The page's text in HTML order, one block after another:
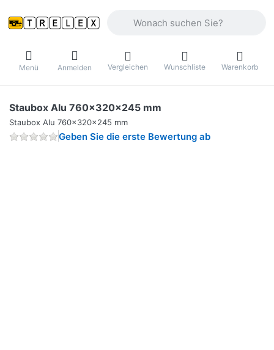
Menü Anmelden Vergleichen Wunschliste Warenkorb
Staubox Alu 760x320x245 mm
Staubox Alu 760x320x245 mm
Geben Sie die erste Bewertung ab